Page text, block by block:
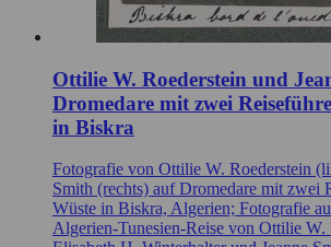
Ottilie W. Roederstein und
Dromedare mit zwei
in Biskra
Fotografie von Ottilie W. Roederstein
Smith (rechts) auf Dromedare mit zwei
Wüste in Biskra, Algerien; Fotografie
Algerien-Tunesien-Reise von Ottilie W.